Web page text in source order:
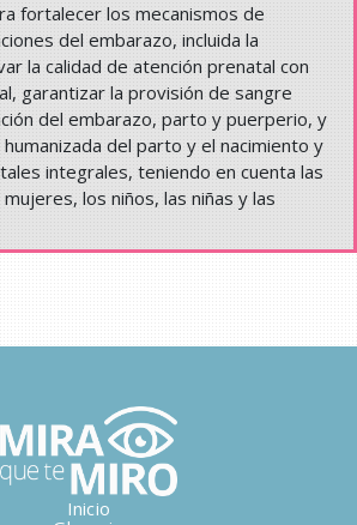
fortalecer los mecanismos de
del embarazo, incluida la
la calidad de atención prenatal con
garantizar la provisión de sangre
del embarazo, parto y puerperio, y
del parto y el nacimiento y
integrales, teniendo en cuenta las
los niños, las niñas y las
Inicio